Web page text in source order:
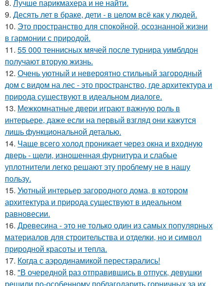
8. Лучше парикмахера и не найти.
9. Десять лет в браке, дети - в целом всё как у людей.
10. Это пространство для спокойной, осознанной жизни
в гармонии с природой.
11. 55 000 теннисных мячей после турнира уимблдон
получают вторую жизнь.
12. Очень уютный и невероятно стильный загородный
дом с видом на лес - это пространство, где архитектура и
природа существуют в идеальном диалоге.
13. Межкомнатные двери играют важную роль в
интерьере, даже если на первый взгляд они кажутся
лишь функциональной деталью.
14. Чаще всего холод проникает через окна и входную
дверь - щели, изношенная фурнитура и слабые
уплотнители легко решают эту проблему не в нашу
пользу.
15. Уютный интерьер загородного дома, в котором
архитектура и природа существуют в идеальном
равновесии.
16. Древесина - это не только один из самых популярных
материалов для строительства и отделки, но и символ
природной красоты и тепла.
17. Когда с аэродинамикой перестарались!
18. "В очередной раз отправившись в отпуск, девушки
решили по-особенному поблагодарить горничных за их